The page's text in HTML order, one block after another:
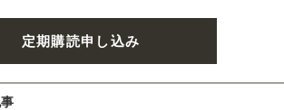
定期購読申し込み